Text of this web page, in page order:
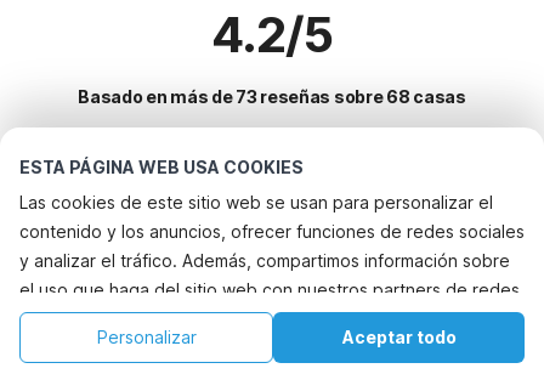
ESTA PÁGINA WEB USA COOKIES
Las cookies de este sitio web se usan para personalizar el
contenido y los anuncios, ofrecer funciones de redes sociales
y analizar el tráfico. Además, compartimos información sobre
el uso que haga del sitio web con nuestros partners de redes
sociales, publicidad y análisis web, quienes pueden
combinarla con otra información que les haya proporcionado
Aceptar todo
Personalizar
4.2/5
Basado en más de 73 reseñas sobre 68 casas
Destinos más populares para vacaciones
Ciudades con los mejores servicios para vacaciones
Casa de vacaciones junto al mar wittmund
Casa de vacaciones junto al mar wittmund
Casa de vacaciones en parque de atracciones jemgum
Servicios populares para vacaciones en Westerholt
Casa de vacaciones junto al mar
Alquileres vacacionales para familias con niños
Ciudades populares para vacaciones en Frisia-oriental
Inicio Lista de deseos Reservas Cuenta